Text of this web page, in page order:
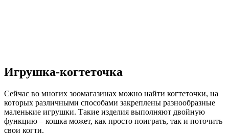
Игрушка-когтеточка
Сейчас во многих зоомагазинах можно найти когтеточки, на
которых различными способами закреплены разнообразные
маленькие игрушки. Такие изделия выполняют двойную
функцию – кошка может, как просто поиграть, так и поточить
свои когти.